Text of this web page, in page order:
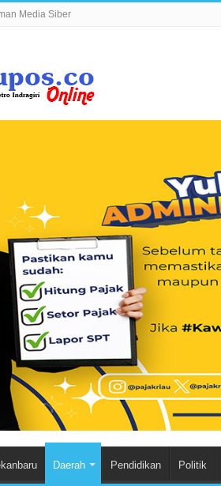
Media Siber
Daerah Pendidikan Politik